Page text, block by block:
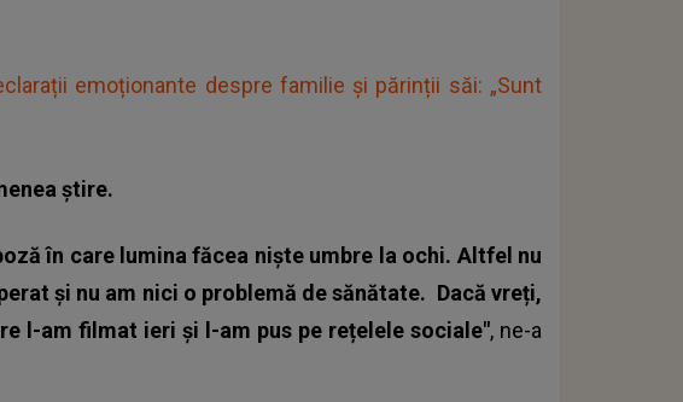
emoționante despre familie și părinții săi: „Sunt
știre.
în care lumina făcea niște umbre la ochi. Altfel nu
și nu am nici o problemă de sănătate. Dacă vreți,
l-am filmat ieri și l-am pus pe rețelele sociale", ne-a